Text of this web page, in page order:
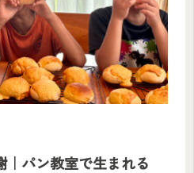
｜パン教室で生まれる